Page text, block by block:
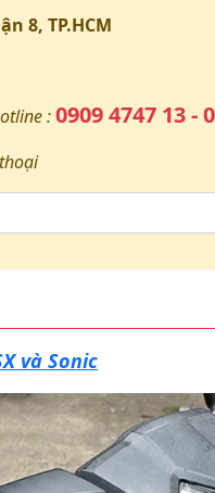
8, TP.HCM
:0909 4747 13 -
và Sonic